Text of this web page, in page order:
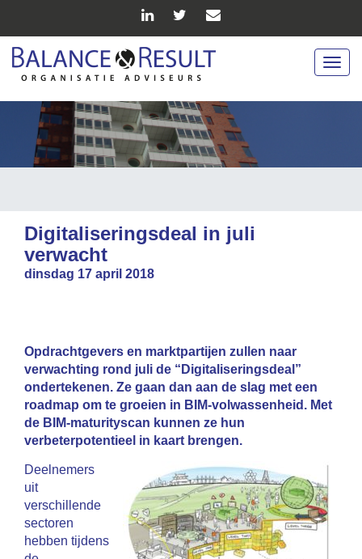
Digitaliseringsdeal in juli
verwacht
dinsdag 17 april 2018
Opdrachtgevers en marktpartijen zullen naar
verwachting rond juli de “Digitaliseringsdeal”
ondertekenen. Ze gaan dan aan de slag met een
roadmap om te groeien in BIM-volwassenheid. Met
de BIM-maturityscan kunnen ze hun
verbeterpotentieel in kaart brengen.
Deelnemers
uit
verschillende
sectoren
hebben tijdens